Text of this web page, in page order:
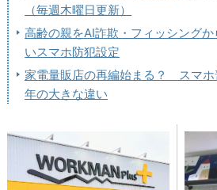
（毎週木曜日更新）
高齢の親をAI詐欺・フィッシング
いスマホ防犯設定
家電量販店の再編始まる？ スマ
年の大きな違い